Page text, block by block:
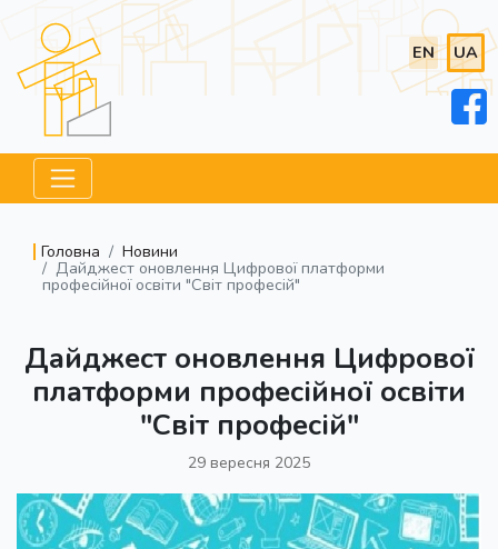
EN UA
Головна Новини
Дайджест оновлення Цифрової платформи
професійної освіти "Світ професій"
Дайджест оновлення Цифрової
платформи професійної освіти
"Світ професій"
29 вересня 2025